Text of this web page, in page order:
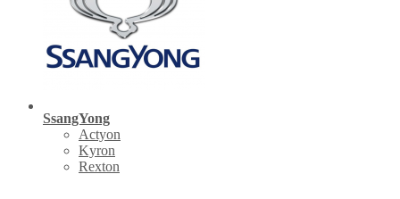
SsangYong
Actyon
Kyron
Rexton